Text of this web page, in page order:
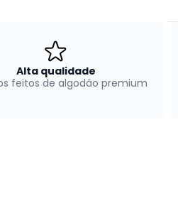
Alta qualidade
feitos de algodão premium